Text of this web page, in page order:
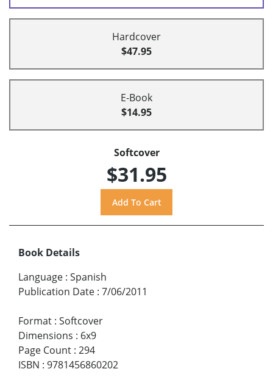
Hardcover
$47.95
E-Book
$14.95
Softcover
$31.95
Book Details
Language : Spanish
Publication Date : 7/06/2011
Format : Softcover
Dimensions : 6x9
Page Count : 294
ISBN : 9781456860202